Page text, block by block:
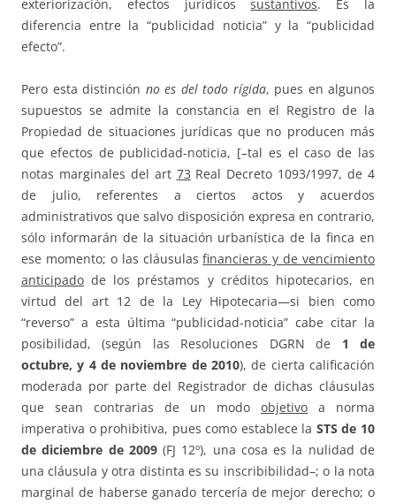
exteriorización, efectos jurídicossustantivos. Es la
diferencia entre la “publicidad noticia” y la “publicidad
efecto”.
Pero esta distinción no es del todo rígida, pues en algunos
supuestos se admite la constancia en el Registro de la
Propiedad de situaciones jurídicas que no producen más
que efectos de publicidad-noticia, [–tal es el caso de las
notas marginales del art 73 Real Decreto 1093/1997, de 4
de julio, referentes a ciertos actos y acuerdos
administrativos que salvo disposición expresa en contrario,
sólo informarán de la situación urbanística de la finca en
ese momento; o las cláusulasfinancieras y de vencimiento
anticipado de los préstamos y créditos hipotecarios, en
virtud del art 12 de la Ley Hipotecaria—si bien como
“reverso” a esta última “publicidad-noticia” cabe citar la
posibilidad, (según las Resoluciones DGRN de 1 de
octubre, y 4 de noviembre de 2010), de cierta calificación
moderada por parte del Registrador de dichas cláusulas
que sean contrarias de un modo objetivo a norma
imperativa o prohibitiva, pues como establece la STS de 10
de diciembre de 2009(FJ 12º), una cosa es la nulidad de
una cláusula y otra distinta es su inscribibilidad–; o la nota
marginal de haberse ganado tercería de mejor derecho; o